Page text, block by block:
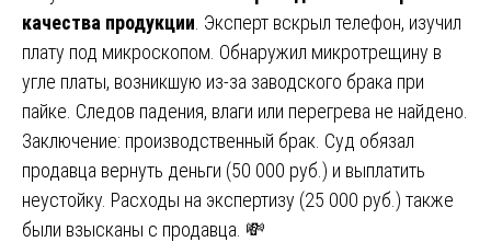
качества продукции . Эксперт вскрыл телефон, изучил
плату под микроскопом. Обнаружил микротрещину в
угле платы, возникшую из-за заводского брака при
пайке. Следов падения, влаги или перегрева не найдено.
Заключение: производственный брак. Суд обязал
продавца вернуть деньги (50 000 руб.) и выплатить
неустойку. Расходы на экспертизу (25 000 руб.) также
были взысканы с продавца. 💸